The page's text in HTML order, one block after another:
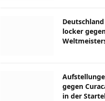
locker
gegen
in der